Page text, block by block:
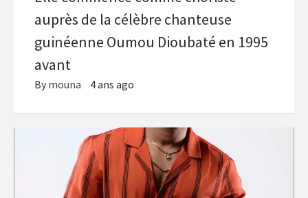
auprès de la célèbre chanteuse
guinéenne Oumou Dioubaté en 1995
avant
By mouna 4 ans ago